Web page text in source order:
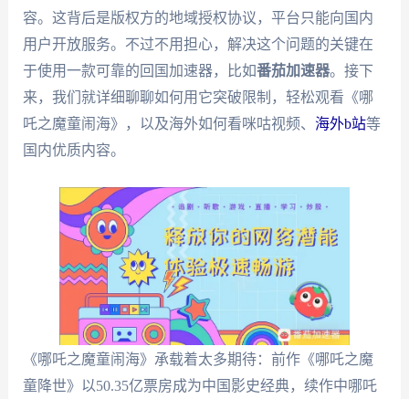
容。这背后是版权方的地域授权协议，平台只能向国内
用户开放服务。不过不用担心，解决这个问题的关键在
于使用一款可靠的回国加速器，比如番茄加速器。接下
来，我们就详细聊聊如何用它突破限制，轻松观看《哪
吒之魔童闹海》，以及海外如何看咪咕视频、 海外b站等
国内优质内容。
《哪吒之魔童闹海》承载着太多期待：前作《哪吒之魔
童降世》以50.35亿票房成为中国影史经典，续作中哪吒